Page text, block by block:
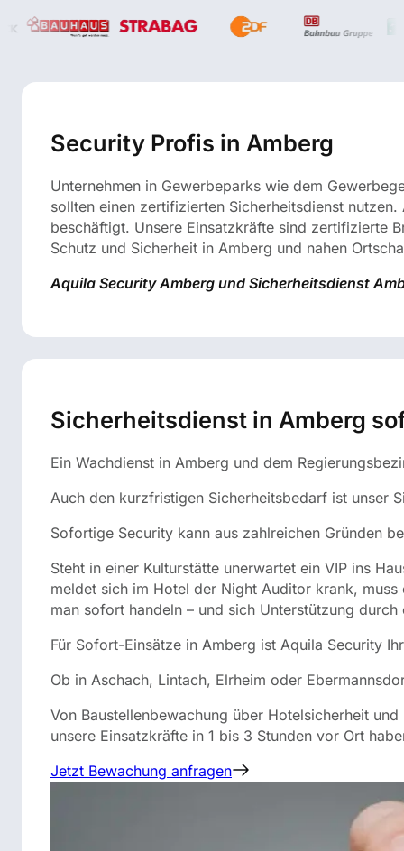
Security Profis in Amberg
Unternehmen in Gewerbeparks wie dem
sollten einen zertifizierten Sicherheitsdienst
beschäftigt. Unsere Einsatzkräfte sind zertifizierte
Schutz und Sicherheit in Amberg und nahen
Aquila Security Amberg und Sicherheitsdienst
Sicherheitsdienst in Amberg
Ein Wachdienst in Amberg und dem
Auch den kurzfristigen Sicherheitsbedarf ist unser
Sofortige Security kann aus zahlreichen Gründen
Steht in einer Kulturstätte unerwartet ein VIP ins
meldet sich im Hotel der Night Auditor krank,
man sofort handeln – und sich Unterstützung
Für Sofort-Einsätze in Amberg ist Aquila Security
Ob in Aschach, Lintach, Elrheim oder
Von Baustellenbewachung über Hotelsicherheit
unsere Einsatzkräfte in 1 bis 3 Stunden vor Ort
Jetzt Bewachung anfragen